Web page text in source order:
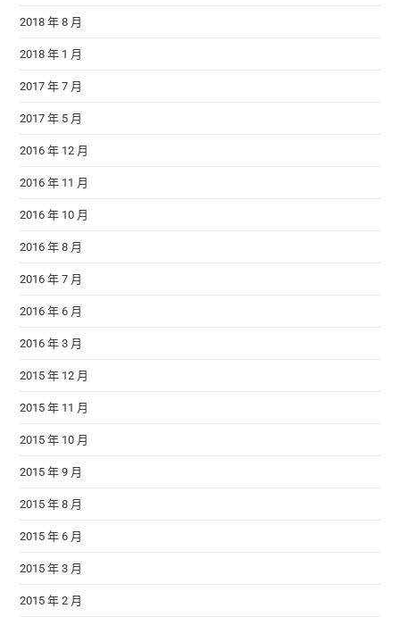
2018 年 8 月
2018 年 1 月
2017 年 7 月
2017 年 5 月
2016 年 12 月
2016 年 11 月
2016 年 10 月
2016 年 8 月
2016 年 7 月
2016 年 6 月
2016 年 3 月
2015 年 12 月
2015 年 11 月
2015 年 10 月
2015 年 9 月
2015 年 8 月
2015 年 6 月
2015 年 3 月
2015 年 2 月